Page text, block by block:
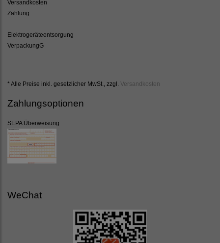
Versandkosten
Zahlung
Elektrogeräteentsorgung
VerpackungG
* Alle Preise inkl. gesetzlicher MwSt., zzgl. Versandkosten
Zahlungsoptionen
SEPA Überweisung
WeChat